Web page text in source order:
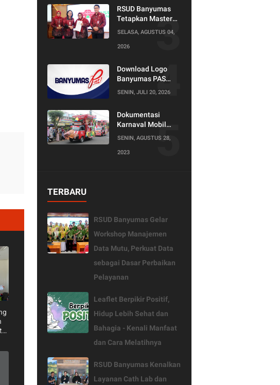
RSUD Banyumas
Tetapkan Master
Konselor dan
Perkuat Peran
Layanan
Kesehatan
SELASA, AGUSTUS 04,
2026
Download Logo
Banyumas PAS
(Produktif Adil dan
SENIN, JULI 20, 2026
Dokumentasi
Karnaval Mobil
Hias Tahun 2023
SENIN, AGUSTUS 28,
2023
TERBARU
RSUD Banyumas Gelar
Workshop Manajemen
Data Mutu, Perkuat Data
sebagai Dasar Perbaikan
Pelayanan
Leaflet Berpikir Positif,
Hidup Lebih Sehat dan
Bahagia - Kenali Manfaat
dan Cara Melatihnya
RSUD Banyumas Kenalkan
Layanan Cath Lab dan